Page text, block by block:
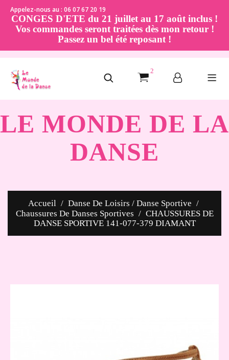
Appelez-nous au : 06 07 67 20 19
CONGES D'ETE du 21 juillet au 17 août inclus !
Vos commandes seront traitées dès mon retour !
Passez un bel été reposant !
2
LE MONDE DE LA
DANSE
Accueil
Danse De Loisirs / Danse Sportive
Chaussures De Danses Sportives
CHAUSSURES DE
DANSE SPORTIVE 141-077-379 DIAMANT